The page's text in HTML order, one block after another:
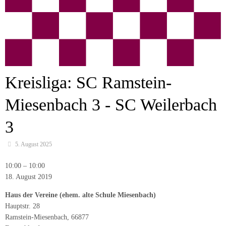
Kreisliga: SC Ramstein-
Miesenbach 3 - SC Weilerbach
3
5. August 2025
Kreisliga:
SC
Miesenbach
3
-
10:00 – 10:00
18. August 2019
Haus der Vereine (ehem. alte Schule Miesenbach)
Hauptstr. 28
Ramstein-Miesenbach 66877